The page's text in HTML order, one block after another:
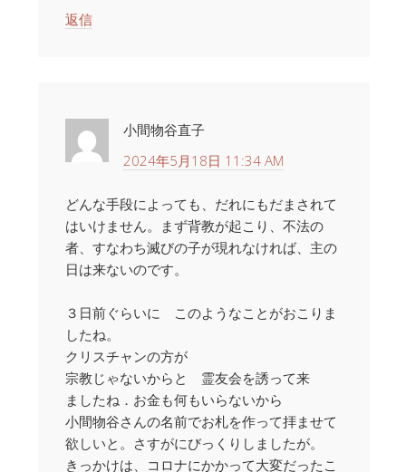
返信
小間物谷直子
2024年5月18日 11:34 AM
どんな手段によっても、だれにもだまされて
はいけません。まず背教が起こり、不法の
者、すなわち滅びの子が現れなければ、主の
日は来ないのです。
３日前ぐらいに このようなことがおこりま
したね。
クリスチャンの方が
宗教じゃないからと 霊友会を誘って来
ましたね．お金も何もいらないから
小間物谷さんの名前でお札を作って拝ませて
欲しいと。さすがにびっくりしましたが。
きっかけは、コロナにかかって大変だったこ